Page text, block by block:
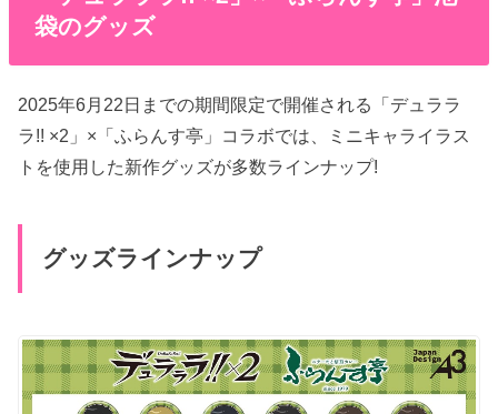
袋のグッズ
2025年6月22日までの期間限定で開催される「デュララ
ラ!! ×2」×「ふらんす亭」コラボでは、ミニキャライラス
トを使用した新作グッズが多数ラインナップ!
グッズラインナップ